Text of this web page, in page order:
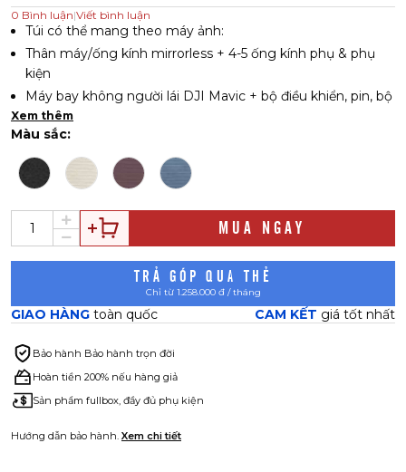
0 Bình luận|Viết bình luận
Túi có thể mang theo máy ảnh:
Thân máy/ống kính mirrorless + 4-5 ống kính phụ & phụ
kiện
Máy bay không người lái DJI Mavic + bộ điều khiển, pin, bộ
sạc & phụ kiện
Máy ảnh DSLR/ống kính cảm biến crop + 3-4 ống kính
phụ & phụ kiện
Thân máy/ống kính máy ảnh DLSR + 2-3 ống kính phụ
nghiệp 70-200 + ống kính & phụ kiện khác
Mang theo Laptop 13-16", Notebook, bữa trưa, áo khoác, ví,
điện thoại, chìa khóa, kính râm, hộ chiếu...
Khóa kéo hai bên cho phép lấy đồ bên trong tức thì, cả hai
bên của túi
Dây đai ba lô đệm có thể xếp gọn nhanh chóng
Tay cầm có đệm với móc nam châm để giữ các tay cầm
lại với nhau
25L)
Xem thêm
Màu sắc:
MUA NGAY
TRẢ GÓP QUA THẺ
Chỉ từ 1.258.000 đ / tháng
GIAO HÀNG toàn quốc CAM KẾT giá tốt nhất
Bảo hành Bảo hành trọn đời
Hoàn tiền 200% nếu hàng giả
Sản phẩm fullbox, đầy đủ phụ kiện
Hướng dẫn bảo hành. Xem chi tiết